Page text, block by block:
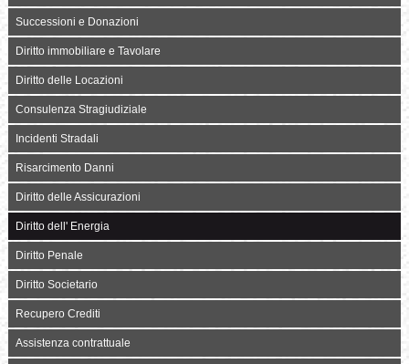
Successioni e Donazioni
Diritto immobiliare e Tavolare
Diritto delle Locazioni
Consulenza Stragiudiziale
Incidenti Stradali
Risarcimento Danni
Diritto delle Assicurazioni
Diritto dell' Energia
Diritto Penale
Diritto Societario
Recupero Crediti
Assistenza contrattuale